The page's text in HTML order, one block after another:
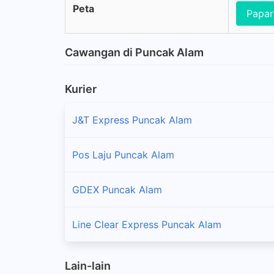
Peta
Cawangan di Puncak Alam
Kurier
J&T Express Puncak Alam
Pos Laju Puncak Alam
GDEX Puncak Alam
Line Clear Express Puncak Alam
Lain-lain